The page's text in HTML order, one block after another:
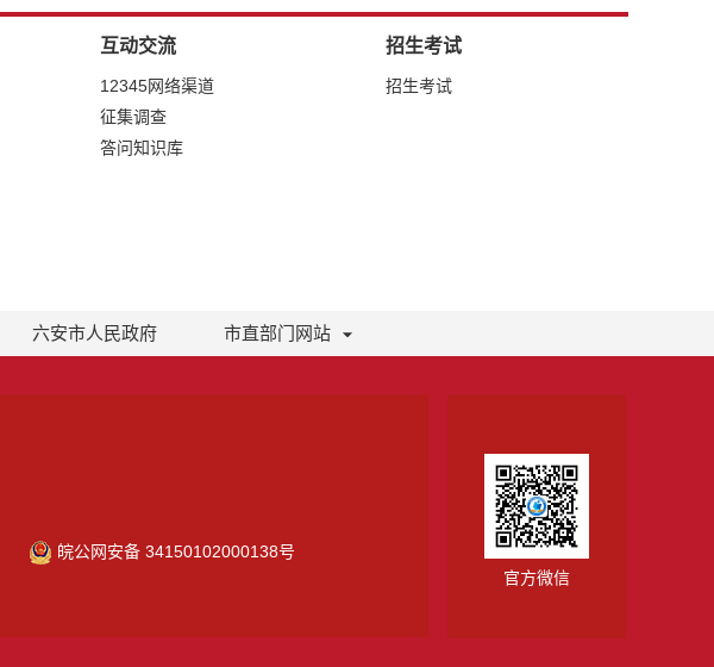
互动交流
12345网络渠道
征集调查
答问知识库
招生考试
招生考试
六安市人民政府 市直部门网站
皖公网安备 34150102000138号
官方微信